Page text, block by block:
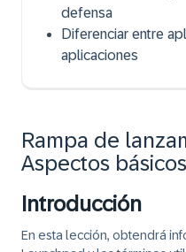
defensa
Diferenciar entre
aplicaciones
Rampa de
Aspectos básicos
Introducción
En esta lección, obtendrá